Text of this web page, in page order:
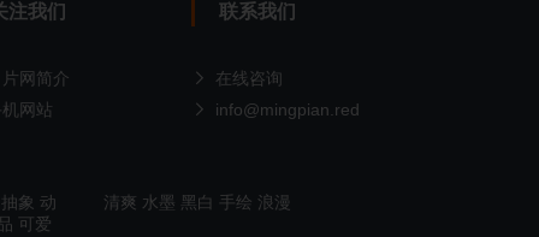
注我们
网简介
网站
联系我们
在线咨询
info@mingpian.red
抽象 动
可爱
清爽 水墨 黑白 手绘 浪漫